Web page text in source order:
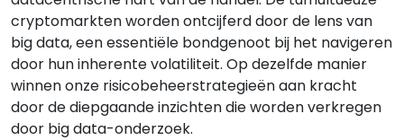
cryptomarkten worden ontcijferd door de lens van
big data, een essentiële bondgenoot bij het navigeren
door hun inherente volatiliteit. Op dezelfde manier
winnen onze risicobeheerstrategieën aan kracht
door de diepgaande inzichten die worden verkregen
door big data-onderzoek.